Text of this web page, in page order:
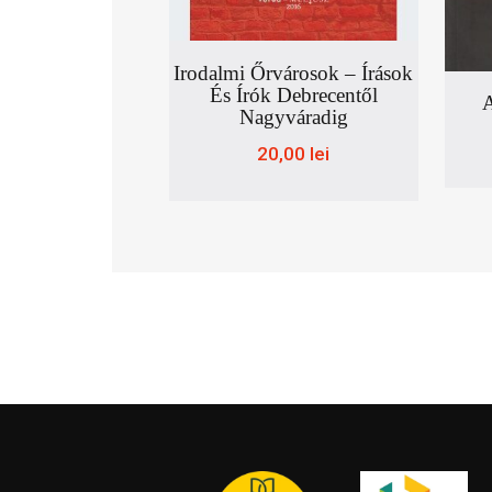
Irodalmi Őrvárosok – Írások
És Írók Debrecentől
Nagyváradig
20,00 lei